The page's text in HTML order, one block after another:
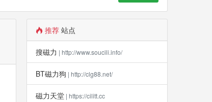
推荐 站点
搜磁力 | http://www.soucili.info/
BT磁力狗 | http://clg88.net/
磁力天堂 | https://cilitt.cc